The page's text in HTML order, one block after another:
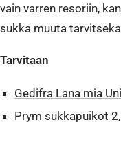
vain varren resoriin,
sukka muuta
Tarvitaan
Gedifra Lana mia
Prym sukkapuikot